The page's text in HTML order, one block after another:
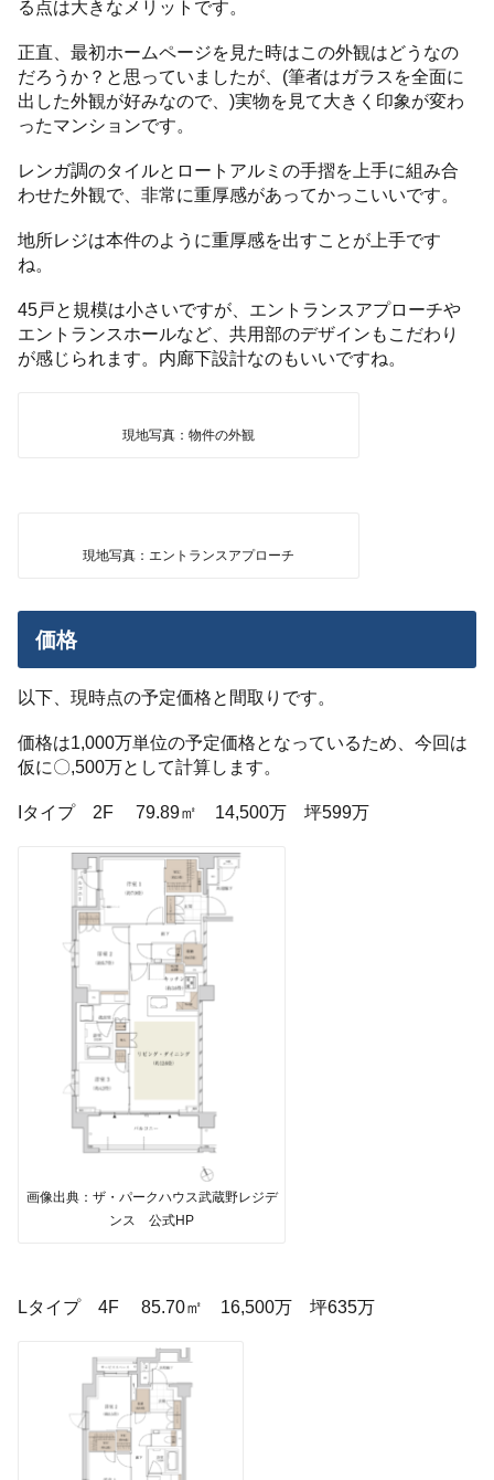
る点は大きなメリットです。
正直、最初ホームページを見た時はこの外観はどうなの
だろうか？と思っていましたが、(筆者はガラスを全面に
出した外観が好みなので、)実物を見て大きく印象が変わ
ったマンションです。
レンガ調のタイルとロートアルミの手摺を上手に組み合
わせた外観で、非常に重厚感があってかっこいいです。
地所レジは本件のように重厚感を出すことが上手です
ね。
45戸と規模は小さいですが、エントランスアプローチや
エントランスホールなど、共用部のデザインもこだわり
が感じられます。内廊下設計なのもいいですね。
現地写真：物件の外観
現地写真：エントランスアプローチ
価格
以下、現時点の予定価格と間取りです。
価格は1,000万単位の予定価格となっているため、今回は
仮に〇,500万として計算します。
Iタイプ 2F 79.89㎡ 14,500万 坪599万
画像出典：ザ・パークハウス武蔵野レジデ
ンス 公式HP
Lタイプ 4F 85.70㎡ 16,500万 坪635万